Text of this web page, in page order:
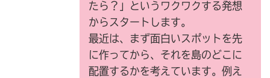
たら？」というワクワクする発想
からスタートします。
最近は、まず面白いスポットを先
に作ってから、それを島のどこに
配置するかを考えています。例え